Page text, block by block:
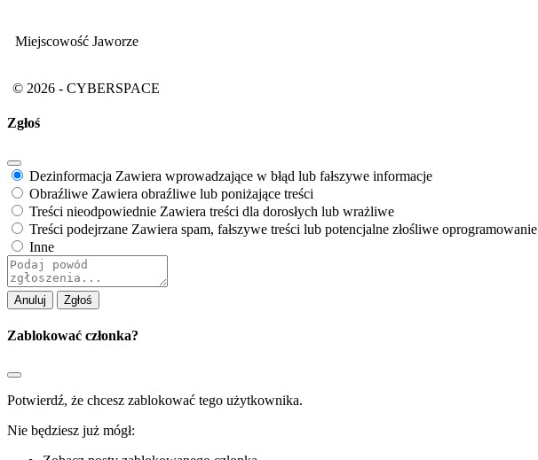
Miejscowość Jaworze
© 2026 - CYBERSPACE
Zgłoś
Dezinformacja Zawiera wprowadzające w błąd lub fałszywe informacje
Obraźliwe Zawiera obraźliwe lub poniżające treści
Treści nieodpowiednie Zawiera treści dla dorosłych lub wrażliwe
Treści podejrzane Zawiera spam, fałszywe treści lub potencjalne złośliwe oprogramowanie
Inne
Notatka
dotycząca
raportu
Zgłoś
Zablokować członka?
Potwierdź, że chcesz zablokować tego użytkownika.
Nie będziesz już mógł: